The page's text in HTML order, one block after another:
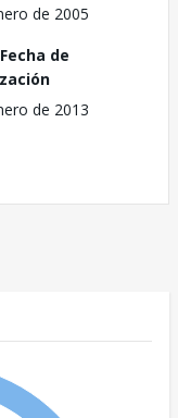
de 2005
de
de 2013